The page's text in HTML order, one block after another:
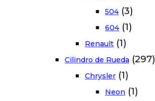
504 (3)
604 (1)
Renault (1)
Cilindro de Rueda (297)
Chrysler (1)
Neon (1)